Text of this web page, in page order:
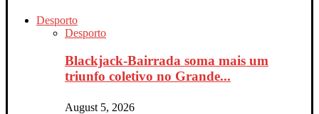
Desporto
Desporto
Blackjack-Bairrada soma mais um
triunfo coletivo no Grande...
August 5, 2026